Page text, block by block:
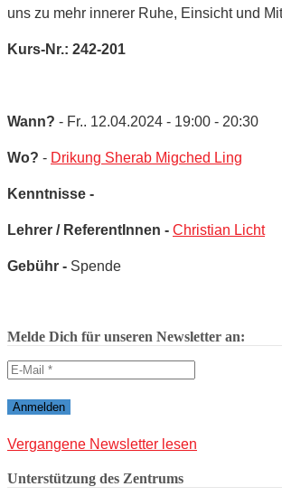
uns zu mehr innerer Ruhe, Einsicht und
Kurs-Nr.: 242-201
Wann? - Fr.. 12.04.2024 - 19:00 - 20:30
Wo? - Drikung Sherab Migched Ling
Kenntnisse -
Lehrer / ReferentInnen - Christian Licht
Gebühr - Spende
Melde Dich für unseren Newsletter an:
Vergangene Newsletter lesen
Unterstützung des Zentrums